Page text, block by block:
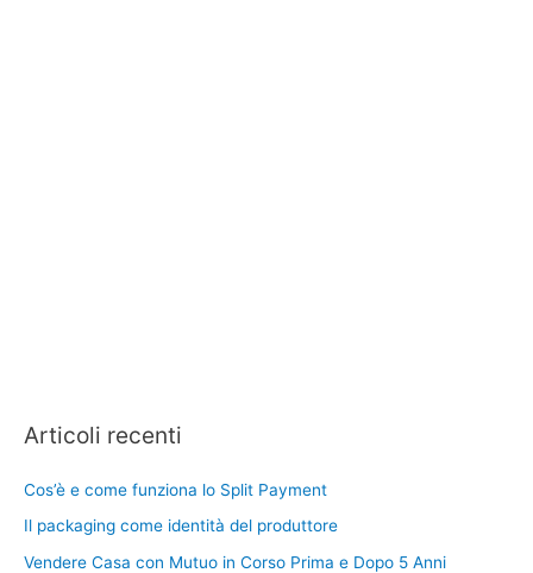
Articoli recenti
Cos’è e come funziona lo Split Payment
Il packaging come identità del produttore
Vendere Casa con Mutuo in Corso Prima e Dopo 5 Anni